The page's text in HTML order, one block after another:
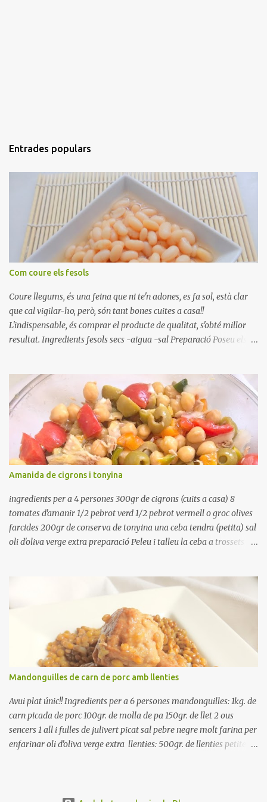
Entrades populars
Com coure els fesols
Coure llegums, és una feina que ni te'n adones, es fa sol, està clar
que cal vigilar-ho, però, són tant bones cuites a casa!!
L'indispensable, és comprar el producte de qualitat, s'obté millor
resultat. Ingredients fesols secs -aigua -sal Preparació Poseu els
quan arrenca el bull, canvieu l'aigua bullint, per aigua freda,
repetiu dues o tres vegades, abaixeu el foc i atureu la ebullició, dues
o tres vegades afegint aigua freda, han de coure a foc baix, quasi
be, sense bullir i sempre sempre, amb l'olla tapada, entre 1 hora i 1
hora i mitja. Saleu 10 minuts abans de retirar del foc. Heu de veure
vosaltres el moment en que ja estan cuites. Anotacions Deixeu
refredar en la mateixa olla. El caldo de coure els fesols, es pot
utilitzar per una crema o sopa. Ingredientes judias -agua -sal
Preparación Ponga las judías a r...
Amanida de cigrons i tonyina
ingredients per a 4 persones 300gr de cigrons (cuits a casa) 8
tomates d'amanir 1/2 pebrot verd 1/2 pebrot vermell o groc olives
farcides 200gr de conserva de tonyina una ceba tendra (petita) sal
oli d'oliva verge extra preparació Peleu i talleu la ceba a trossets i
Renteu les tomates i talleu-les a octaus. Talleu les olives a
rodanxes. Una hora abans de portar a la taula, poseu els cigrons,
ben escorreguts, en un bol, amb la resta d'ingredients: les tomates,
el pebrot, la ceba, (escorreguda), les olives i la tonyina esmicolada.
Amaniu amb sal i oli... bon profit!!
Mandonguilles de carn de porc amb llenties
Avui plat únic!! Ingredients per a 6 persones mandonguilles: 1kg. de
carn picada de porc 100gr. de molla de pa 150gr. de llet 2 ous
sencers 1 all i fulles de julivert picat sal pebre negre molt farina per
enfarinar oli d'oliva verge extra llenties: 500gr. de llenties petites